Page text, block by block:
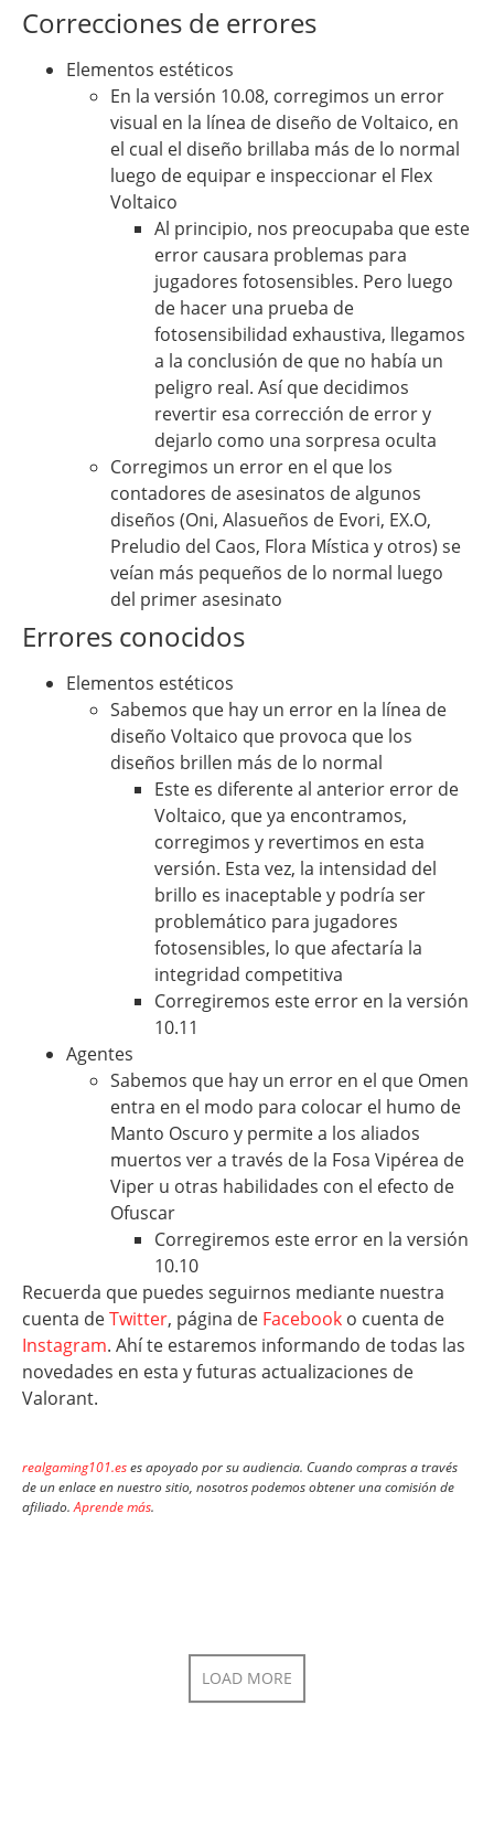
Correcciones de errores
Elementos estéticos
En la versión 10.08, corregimos un error
visual en la línea de diseño de Voltaico, en
el cual el diseño brillaba más de lo normal
luego de equipar e inspeccionar el Flex
Voltaico
Al principio, nos preocupaba que este
error causara problemas para
jugadores fotosensibles. Pero luego
de hacer una prueba de
fotosensibilidad exhaustiva, llegamos
a la conclusión de que no había un
peligro real. Así que decidimos
revertir esa corrección de error y
dejarlo como una sorpresa oculta
Corregimos un error en el que los
contadores de asesinatos de algunos
diseños (Oni, Alasueños de Evori, EX.O,
Preludio del Caos, Flora Mística y otros) se
veían más pequeños de lo normal luego
del primer asesinato
Errores conocidos
Elementos estéticos
Sabemos que hay un error en la línea de
diseño Voltaico que provoca que los
diseños brillen más de lo normal
Este es diferente al anterior error de
Voltaico, que ya encontramos,
corregimos y revertimos en esta
versión. Esta vez, la intensidad del
brillo es inaceptable y podría ser
problemático para jugadores
fotosensibles, lo que afectaría la
integridad competitiva
Corregiremos este error en la versión
10.11
Agentes
Sabemos que hay un error en el que Omen
entra en el modo para colocar el humo de
Manto Oscuro y permite a los aliados
muertos ver a través de la Fosa Vipérea de
Viper u otras habilidades con el efecto de
Ofuscar
Corregiremos este error en la versión
10.10
Recuerda que puedes seguirnos mediante nuestra
cuenta deTwitter, página de Facebook o cuenta de
Instagram. Ahí te estaremos informando de todas las
novedades en esta y futuras actualizaciones de
Valorant.
realgaming101.eses apoyado por su audiencia. Cuando compras a través
de un enlace en nuestro sitio, nosotros podemos obtener una comisión de
afiliado.Aprende más.
LOAD MORE